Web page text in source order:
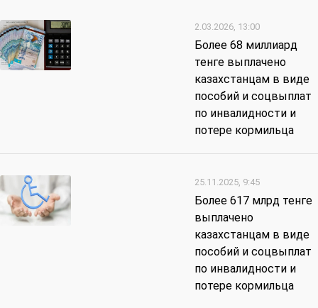
2.03.2026, 13:00
Более 68 миллиард
тенге выплачено
казахстанцам в виде
пособий и соцвыплат
по инвалидности и
потере кормильца
25.11.2025, 9:45
Более 617 млрд тенге
выплачено
казахстанцам в виде
пособий и соцвыплат
по инвалидности и
потере кормильца